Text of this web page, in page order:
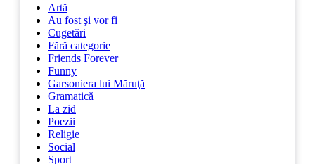
Artă
Au fost şi vor fi
Cugetări
Fără categorie
Friends Forever
Funny
Garsoniera lui Măruţă
Gramatică
La zid
Poezii
Religie
Social
Sport